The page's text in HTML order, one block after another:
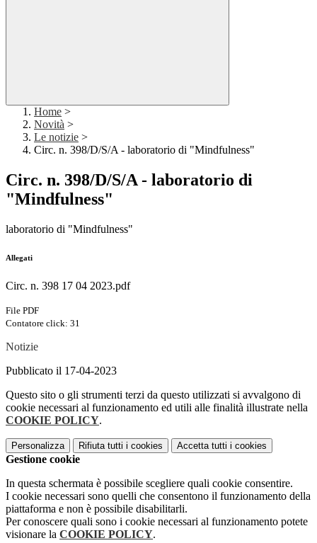
Home >
Novità >
Le notizie >
Circ. n. 398/D/S/A - laboratorio di "Mindfulness"
Circ. n. 398/D/S/A - laboratorio di
"Mindfulness"
laboratorio di "Mindfulness"
Allegati
Circ. n. 398 17 04 2023.pdf
File PDF
Contatore click: 31
Notizie
Pubblicato il 17-04-2023
Questo sito o gli strumenti terzi da questo utilizzati si avvalgono di
cookie necessari al funzionamento ed utili alle finalità illustrate nella
COOKIE POLICY.
Personalizza Rifiuta tutti i cookies Accetta tutti i cookies
Gestione cookie
In questa schermata è possibile scegliere quali cookie consentire.
I cookie necessari sono quelli che consentono il funzionamento della
piattaforma e non è possibile disabilitarli.
Per conoscere quali sono i cookie necessari al funzionamento potete
visionare la COOKIE POLICY.